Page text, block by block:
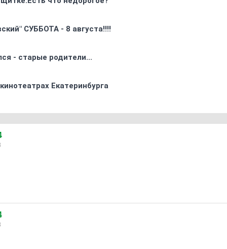
СУББОТА - 8 августа!!!!
- старые родители...
Екатеринбурга